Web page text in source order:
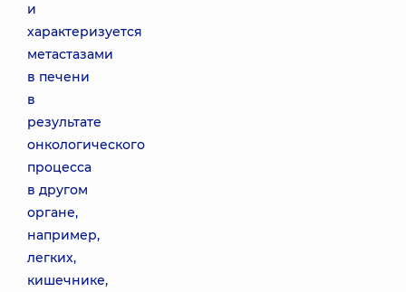
и
характеризуется
метастазами
в печени
в
результате
онкологического
процесса
в другом
органе,
например,
легких,
кишечнике,